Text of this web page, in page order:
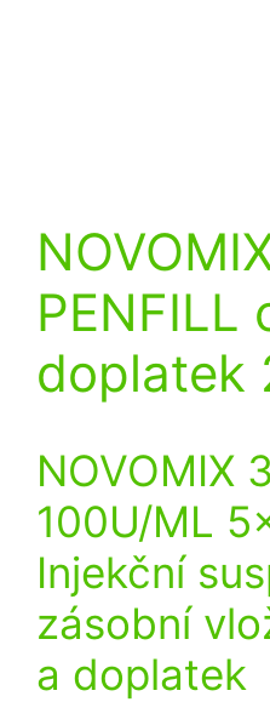
PENFILL
doplatek
NOVOMIX
100U/ML
Injekční
zásobní
a doplatek